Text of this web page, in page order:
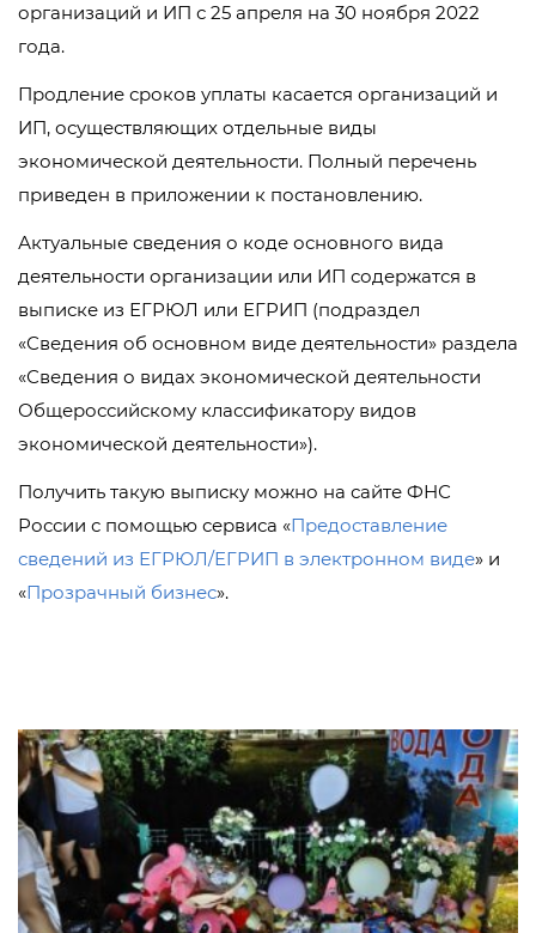
организаций и ИП с 25 апреля на 30 ноября 2022
года.
Продление сроков уплаты касается организаций и
ИП, осуществляющих отдельные виды
экономической деятельности. Полный перечень
приведен в приложении к постановлению.
Актуальные сведения о коде основного вида
деятельности организации или ИП содержатся в
выписке из ЕГРЮЛ или ЕГРИП (подраздел
«Сведения об основном виде деятельности» раздела
«Сведения о видах экономической деятельности
Общероссийскому классификатору видов
экономической деятельности»).
Получить такую выписку можно на сайте ФНС
России с помощью сервиса «Предоставление
сведений из ЕГРЮЛ/ЕГРИП в электронном виде» и
«Прозрачный бизнес».